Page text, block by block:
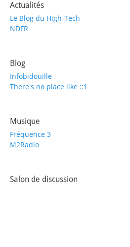
Actualités
Le Blog du High-Tech
NDFR
Blog
Infobidouille
There's no place like ::1
Musique
Fréquence 3
M2Radio
Salon de discussion